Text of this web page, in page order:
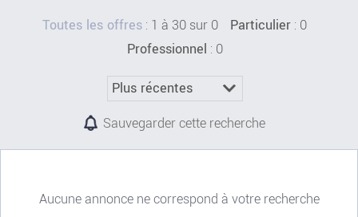
Toutes les offres : 1 à 30 sur 0 Particulier : 0
Professionnel : 0
Sauvegarder cette recherche
Aucune annonce ne correspond à votre recherche